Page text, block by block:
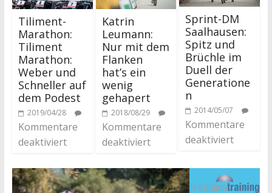
Tiliment-
Marathon:
Tiliment
Marathon:
Weber und
Schneller auf
dem Podest
2019/04/28
Kommentare
deaktiviert
Katrin
Leumann:
Nur mit dem
Flanken
hat’s ein
wenig
gehapert
2018/08/29
Kommentare
deaktiviert
Sprint-DM
Saalhausen:
Spitz und
Brüchle im
Duell der
Generatione
n
2014/05/07
Kommentare
deaktiviert